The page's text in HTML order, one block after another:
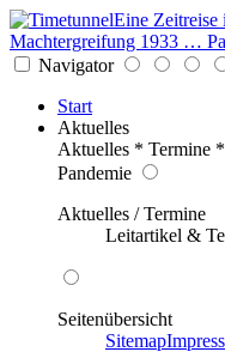
Eine
Machtergreifung 1933 …
Navigator
Start
Aktuelles
Aktuelles * Termine
Pandemie
Aktuelles / Termine
Leitartikel &
Seitenübersicht
Sitemap